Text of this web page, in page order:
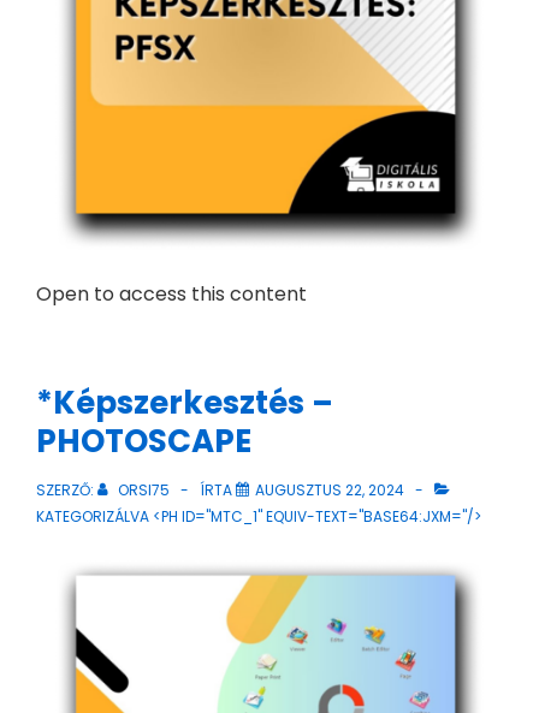
Open to access this content
*Képszerkesztés –
PHOTOSCAPE
SZERZŐ: ORSI75 ÍRTA
AUGUSZTUS 22, 2024
KATEGORIZÁLVA <PH ID="MTC_1" EQUIV-TEXT="BASE64:JXM="/>